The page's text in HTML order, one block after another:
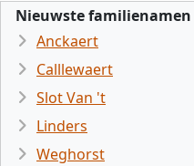
Nieuwste familienamen
Anckaert
Calllewaert
Slot Van 't
Linders
Weghorst